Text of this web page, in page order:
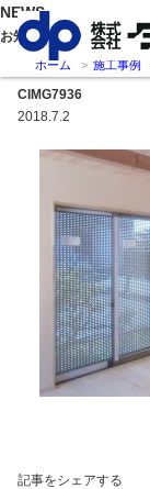
NEWS
お知らせ
ホーム 施工事例
CIMG7936
2018.7.2
記事をシェアする